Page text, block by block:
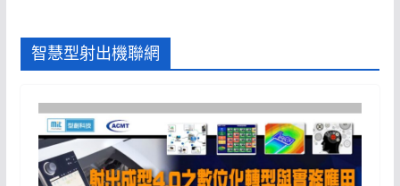
智慧型射出機聯網